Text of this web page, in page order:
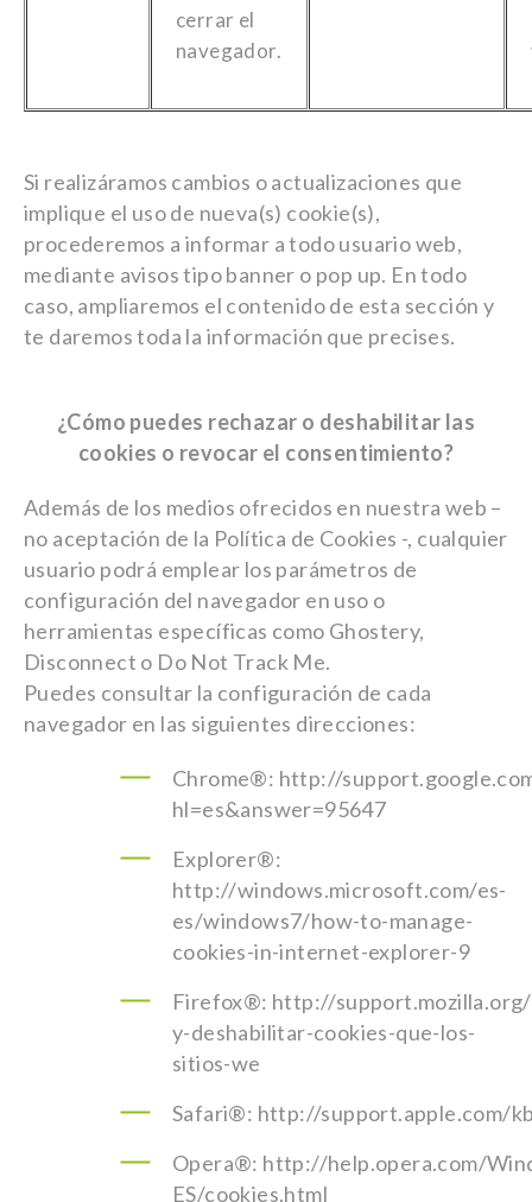
cerrar el
navegador.
Si realizáramos cambios o actualizaciones que
implique el uso de nueva(s) cookie(s),
procederemos a informar a todo usuario web,
mediante avisos tipo banner o pop up. En todo
caso, ampliaremos el contenido de esta sección y
te daremos toda la información que precises.
¿Cómo puedes rechazar o deshabilitar las
cookies o revocar el consentimiento?
Además de los medios ofrecidos en nuestra web –
no aceptación de la Política de Cookies -, cualquier
usuario podrá emplear los parámetros de
configuración del navegador en uso o
herramientas específicas como Ghostery,
Disconnect o Do Not Track Me.
Puedes consultar la configuración de cada
navegador en las siguientes direcciones:
Chrome®: http://
hl=es&answer=95647
Explorer®:
http://windows.microsoft.com/es-
es/windows7/how-to-manage-
cookies-in-internet-explorer-9
Firefox®: http://
y-deshabilitar-cookies-que-los-
sitios-we
Safari®: http://support.apple.com/
Opera®: http://help.opera.com/
ES/cookies.html